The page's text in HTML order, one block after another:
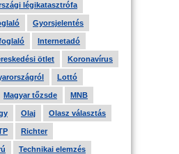
légikatasztrófa
Gyorsjelentés
Internetadó
ötlet Koronavírus
Lottó
Magyar tőzsde MNB
Olaj Olasz választás
Richter
Technikai elemzés